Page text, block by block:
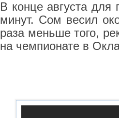
В конце августа для
минут. Сом весил
раза меньше того,
на чемпионате в